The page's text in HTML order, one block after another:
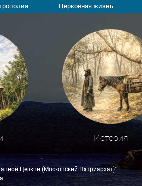
Церковная жизнь
История
Церкви (Московский Патриархат)"